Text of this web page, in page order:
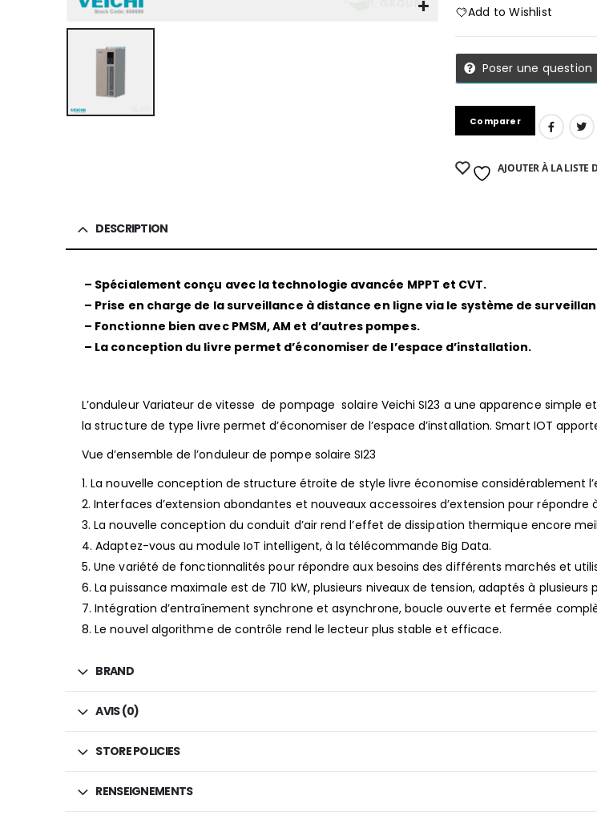
Add to Wishlist
Poser une question
Comparer
AJOUTER À LA LISTE
DESCRIPTION
– Spécialement conçu avec la technologie avancée MPPT et CVT.
– Prise en charge de la surveillance à distance en ligne via le système de
– Fonctionne bien avec PMSM, AM et d’autres pompes.
– La conception du livre permet d’économiser de l’espace d’installation.
L’onduleur Variateur de vitesse de pompage solaire Veichi SI23 a une apparence simple
la structure de type livre permet d’économiser de l’espace d’installation. Smart IOT
Vue d’ensemble de l’onduleur de pompe solaire SI23
1. La nouvelle conception de structure étroite de style livre économise considérablement
2. Interfaces d’extension abondantes et nouveaux accessoires d’extension pour répondre
3. La nouvelle conception du conduit d’air rend l’effet de dissipation thermique encore
4. Adaptez-vous au module IoT intelligent, à la télécommande Big Data.
5. Une variété de fonctionnalités pour répondre aux besoins des différents marchés et
6. La puissance maximale est de 710 kW, plusieurs niveaux de tension, adaptés à plusieurs
7. Intégration d’entraînement synchrone et asynchrone, boucle ouverte et fermée
8. Le nouvel algorithme de contrôle rend le lecteur plus stable et efficace.
BRAND
AVIS (0)
STORE POLICIES
RENSEIGNEMENTS